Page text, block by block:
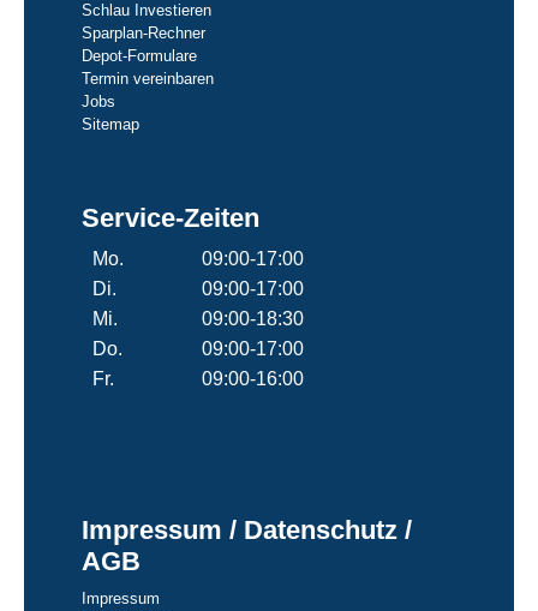
Schlau Investieren
Sparplan-Rechner
Depot-Formulare
Termin vereinbaren
Jobs
Sitemap
Service-Zeiten
Mo.
09:00-17:00
Di.
09:00-17:00
Mi.
09:00-18:30
Do.
09:00-17:00
Fr.
09:00-16:00
Impressum / Datenschutz /
AGB
Impressum